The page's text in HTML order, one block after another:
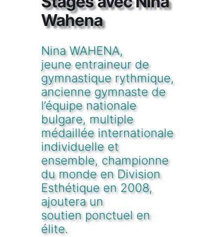
Wahena
Nina WAHENA,
jeune entraineur de
gymnastique rythmique,
ancienne gymnaste de
l’équipe nationale
bulgare, multiple
médaillée internationale
individuelle et
ensemble, championne
du monde en Division
Esthétique en 2008,
ajoutera un
soutien ponctuel en
élite.